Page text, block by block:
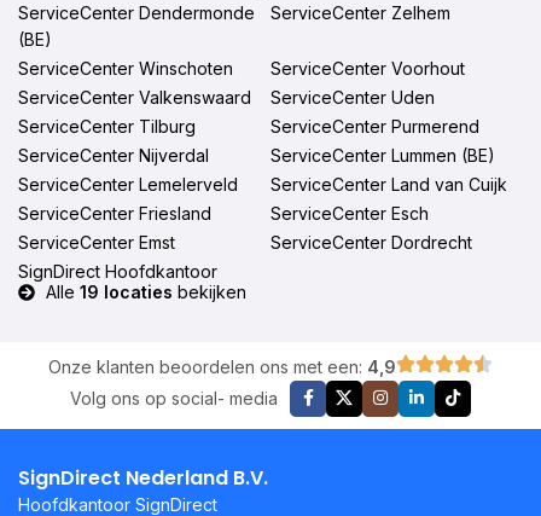
ServiceCenter Dendermonde
(BE)
ServiceCenter Zelhem
ServiceCenter Winschoten
ServiceCenter Voorhout
ServiceCenter Valkenswaard
ServiceCenter Uden
ServiceCenter Tilburg
ServiceCenter Purmerend
ServiceCenter Nijverdal
ServiceCenter Lummen (BE)
ServiceCenter Lemelerveld
ServiceCenter Land van Cuijk
ServiceCenter Friesland
ServiceCenter Esch
ServiceCenter Emst
ServiceCenter Dordrecht
SignDirect Hoofdkantoor
Alle 19 locaties bekijken
Onze klanten beoordelen ons met een: 4,9
Volg ons op social- media
SignDirect Nederland B.V.
Hoofdkantoor SignDirect